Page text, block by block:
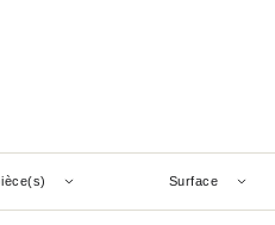
Surface